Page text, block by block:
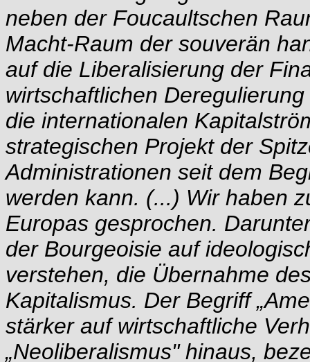
neben der Foucaultschen
Macht-Raum der souverän
auf die Liberalisierung der
wirtschaftlichen
die internationalen
strategischen Projekt der
Administrationen seit dem
werden kann. (...) Wir haben
Europas gesprochen.
der Bourgeoisie auf
verstehen, die Übernahme
Kapitalismus. Der Begriff
stärker auf wirtschaftliche
„Neoliberalismus" hinaus,